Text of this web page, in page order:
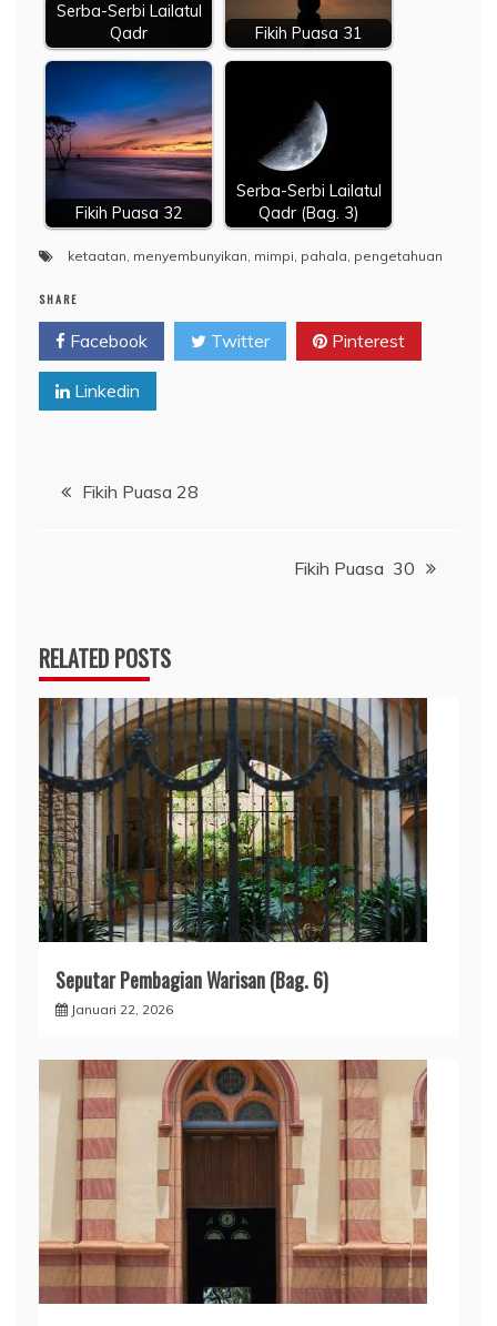
Serba-Serbi Lailatul
Qadr
Fikih Puasa 31
Fikih Puasa 32
Serba-Serbi Lailatul
Qadr (Bag. 3)
ketaatan, menyembunyikan, mimpi, pahala, pengetahuan
SHARE
Facebook Twitter Pinterest
Linkedin
Navigasi
Fikih Puasa 28
Fikih Puasa 30
RELATED POSTS
Seputar Pembagian Warisan (Bag. 6)
Januari 22, 2026